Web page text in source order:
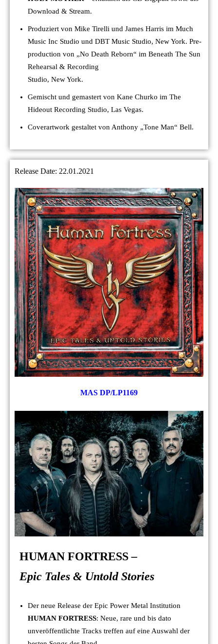
Download & Stream.
Produziert von Mike Tirelli und James Harris im Much
Music Inc Studio und DBT Music Studio, New York. Pre-
production von „No Death Reborn“ im Beneath The Sun
Rehearsal & Recording
Studio, New York.
Gemischt und gemastert von Kane Churko im The
Hideout Recording Studio, Las Vegas.
Coverartwork gestaltet von Anthony „Tone Man“ Bell.
Release Date: 22.01.2021
MAS DP/LP1169
HUMAN FORTRESS–
Epic Tales & Untold Stories
Der neue Release der Epic Power Metal Institution
HUMAN FORTRESS: Neue, rare und bis dato
unveröffentlichte Tracks treffen auf eine Auswahl der